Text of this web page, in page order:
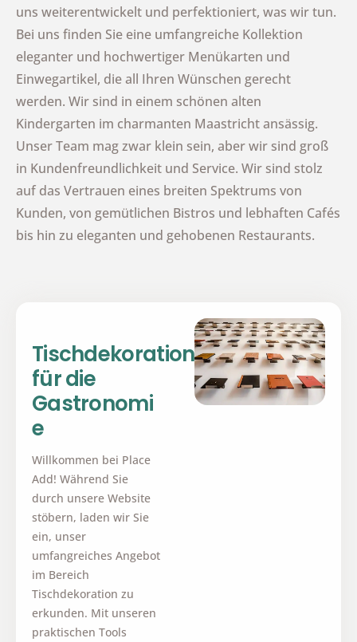
uns weiterentwickelt und perfektioniert, was wir tun.
Bei uns finden Sie eine umfangreiche Kollektion
eleganter und hochwertiger Menükarten und
Einwegartikel, die all Ihren Wünschen gerecht
werden. Wir sind in einem schönen alten
Kindergarten im charmanten Maastricht ansässig.
Unser Team mag zwar klein sein, aber wir sind groß
in Kundenfreundlichkeit und Service. Wir sind stolz
auf das Vertrauen eines breiten Spektrums von
Kunden, von gemütlichen Bistros und lebhaften Cafés
bis hin zu eleganten und gehobenen Restaurants.
Tischdekorationen
für die
Gastronomi
e
Willkommen bei Place
Add! Während Sie
durch unsere Website
stöbern, laden wir Sie
ein, unser
umfangreiches Angebot
im Bereich
Tischdekoration zu
erkunden. Mit unseren
praktischen Tools